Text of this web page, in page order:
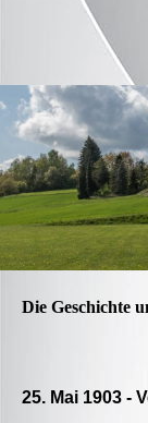
Die Geschichte
25. Mai 1903 -